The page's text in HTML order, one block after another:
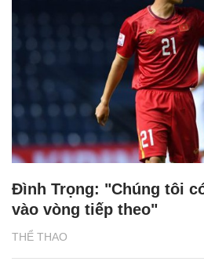
THỂ THAO
Đình Trọng: "Chúng tôi
vào vòng tiếp theo"